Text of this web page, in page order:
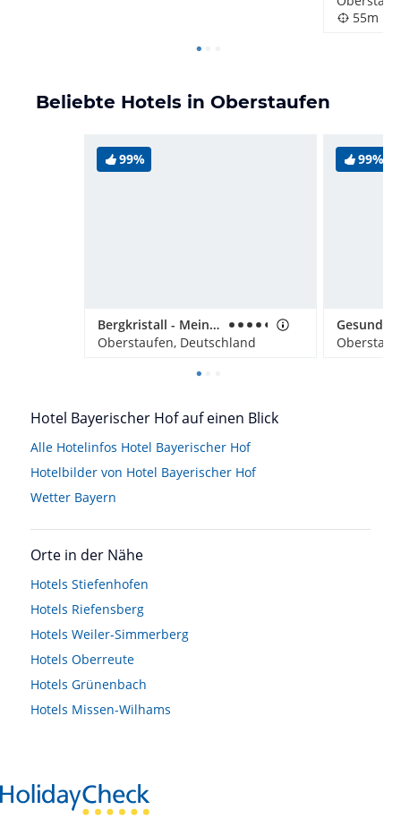
55m
Beliebte Hotels in Oberstaufen
99%
Bergkristall - Mein Resort im Allgäu
Oberstaufen, Deutschland
99%
Hotel Bayerischer Hof auf einen Blick
Alle Hotelinfos Hotel Bayerischer Hof
Hotelbilder von Hotel Bayerischer Hof
Wetter Bayern
Orte in der Nähe
Hotels Stiefenhofen
Hotels Riefensberg
Hotels Weiler-Simmerberg
Hotels Oberreute
Hotels Grünenbach
Hotels Missen-Wilhams